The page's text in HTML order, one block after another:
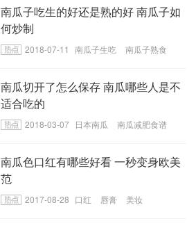
南瓜子吃生的好还是熟的好 南瓜子如
何炒制
2018-07-11 南瓜子生吃 南瓜子熟食
南瓜切开了怎么保存 南瓜哪些人是不
适合吃的
2018-03-07 日本南瓜 南瓜减肥食谱
南瓜色口红有哪些好看 一秒变身欧美
范
2017-08-28 口红 唇膏 美妆